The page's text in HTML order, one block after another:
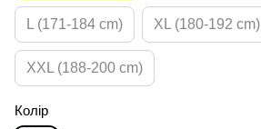
L (171-184 cm) XL (180-192 cm)
XXL (188-200 cm)
Колір